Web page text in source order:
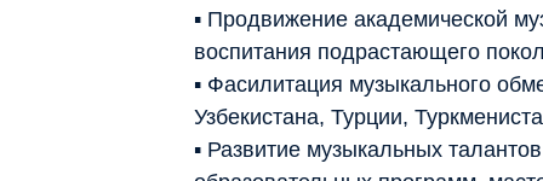
▪ Продвижение академической
воспитания подрастающего
▪ Фасилитация музыкального
Узбекистана, Турции,
▪ Развитие музыкальных